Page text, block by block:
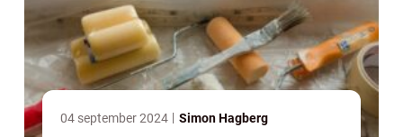
04 september 2024 Simon Hagberg